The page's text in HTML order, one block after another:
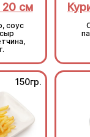
20 см
соус
150гр.